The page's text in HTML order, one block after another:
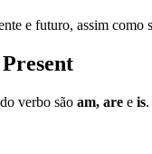
e futuro, assim
verbo são am, are e is.